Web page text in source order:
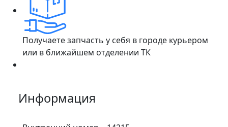
Получаете запчасть у себя в городе курьером
или в ближайшем отделении ТК
Информация